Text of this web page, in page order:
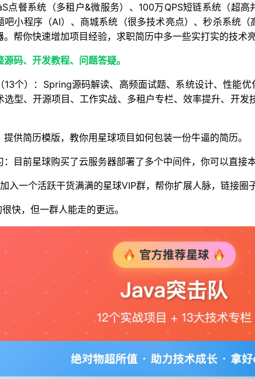
点餐系统（多租户&微服务）、100万QPS短链系统（超
吧小程序（AI）、商城系统（很多技术亮点）、秒杀系统（
。帮你快速增加项目经验，求职简历中多一些实打实的技术
源码、开发教程、问题答疑。
13个）：Spring源码解读、高频面试题、系统设计、性能
选型、开源项目、工作实战、多租户专栏、效率提升、开发
提供简历模版，教你用星球项目如何包装一份牛逼的简历。
：目前星球购买了云服务器部署了多个中间件，你可以直接
入一个活跃干货满满的星球VIP群，帮你扩展人脉，链接圈
快，但一群人能走的更远。